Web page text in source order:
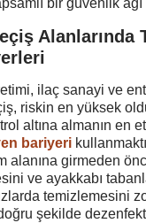
bir güvenlik ağı
Alanlarında
ilaç sanayi ve
riskin en yüksek
altına almanın en
bariyeri
alanına girmeden
ve ayakkabı
temizlemesini
şekilde